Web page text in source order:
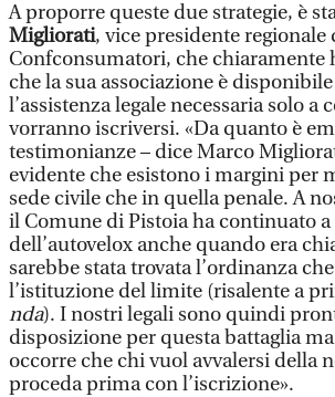
A proporre queste due strategie, è
Migliorati, vice presidente regionale
Confconsumatori, che chiaramente
che la sua associazione è
l’assistenza legale necessaria solo a
vorranno iscriversi. «Da quanto è
testimonianze – dice Marco
evidente che esistono i margini per
sede civile che in quella penale. A
il Comune di Pistoia ha continuato
dell’autovelox anche quando era
sarebbe stata trovata l’ordinanza
l’istituzione del limite (risalente a
nda). I nostri legali sono quindi
disposizione per questa battaglia
occorre che chi vuol avvalersi della
proceda prima con l’iscrizione».